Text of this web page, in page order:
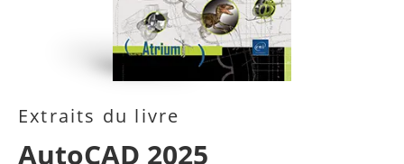
Extraits du livre
AutoCAD 2025